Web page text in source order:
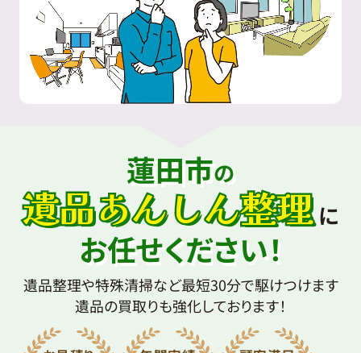
蓮田市の
遺品あんしん整理 に
お任せください！
遺品整理や特殊清掃など最短30分で駆けつけます
遺品の買取りも強化しております！